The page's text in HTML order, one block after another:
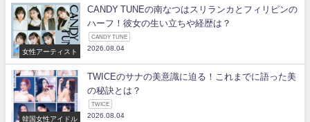
女性アーティスト
CANDY TUNEの南なつはスリランカとフィリピンの
ハーフ！彼女の生い立ちや経歴は？
CANDY TUNE
2026.08.04
韓国女性アイドル
TWICEのサナの美意識に迫る！これまでに語った美
の秘訣とは？
TWICE
2026.08.04